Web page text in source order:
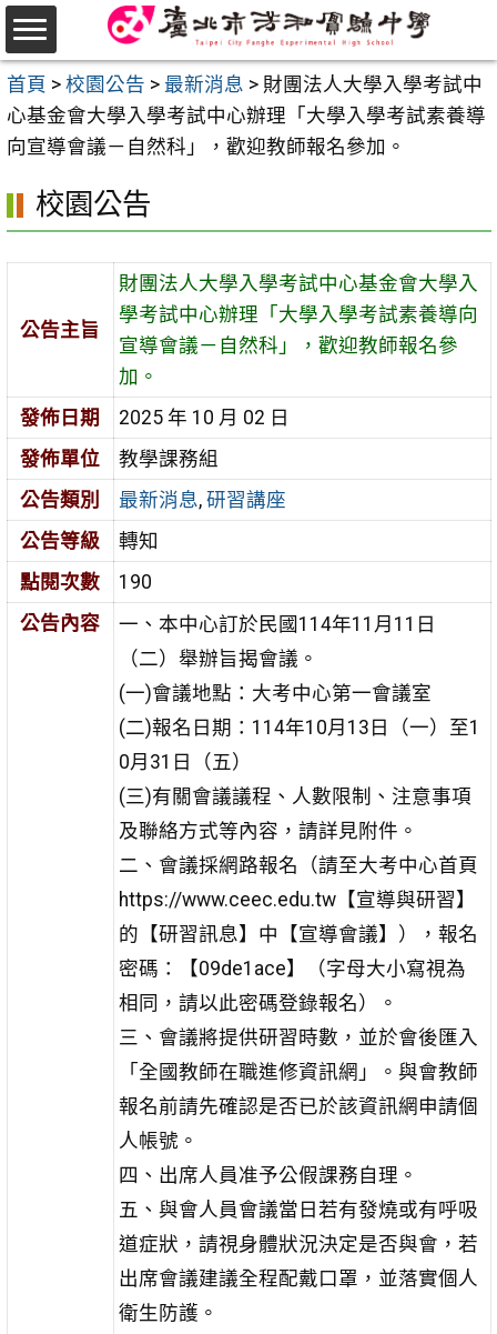
跳
至
主
要
內
首頁 > 校園公告 > 最新消息 > 財團法人大學入學考試中
心基金會大學入學考試中心辦理「大學入學考試素養導
向宣導會議－自然科」，歡迎教師報名參加。
校園公告
公告主旨
財團法人大學入學考試中心基金會大學入
學考試中心辦理「大學入學考試素養導向
宣導會議－自然科」，歡迎教師報名參
加。
發佈日期
2025 年 10 月 02 日
發佈單位
教學課務組
公告類別
最新消息, 研習講座
公告等級
轉知
點閱次數
190
公告內容
一、本中心訂於民國114年11月11日
（二）舉辦旨揭會議。
(一)會議地點：大考中心第一會議室
(二)報名日期：114年10月13日（一）至1
0月31日（五）
(三)有關會議議程、人數限制、注意事項
及聯絡方式等內容，請詳見附件。
二、會議採網路報名（請至大考中心首頁
https://www.ceec.edu.tw【宣導與研習】
的【研習訊息】中【宣導會議】），報名
密碼：【09de1ace】（字母大小寫視為
相同，請以此密碼登錄報名）。
三、會議將提供研習時數，並於會後匯入
「全國教師在職進修資訊網」。與會教師
報名前請先確認是否已於該資訊網申請個
人帳號。
四、出席人員准予公假課務自理。
五、與會人員會議當日若有發燒或有呼吸
道症狀，請視身體狀況決定是否與會，若
出席會議建議全程配戴口罩，並落實個人
衛生防護。
選
單